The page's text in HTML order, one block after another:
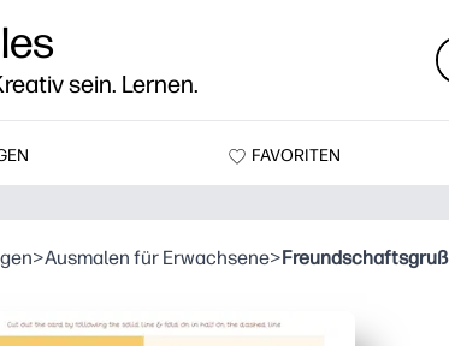
sein. Lernen.
FAVORITEN
>Ausmalen für Erwachsene>Freundschaftsgruß